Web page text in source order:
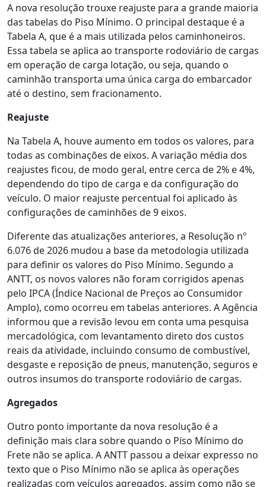
A nova resolução trouxe reajuste para a grande maioria
das tabelas do Piso Mínimo. O principal destaque é a
Tabela A, que é a mais utilizada pelos caminhoneiros.
Essa tabela se aplica ao transporte rodoviário de cargas
em operação de carga lotação, ou seja, quando o
caminhão transporta uma única carga do embarcador
até o destino, sem fracionamento.
Reajuste
Na Tabela A, houve aumento em todos os valores, para
todas as combinações de eixos. A variação média dos
reajustes ficou, de modo geral, entre cerca de 2% e 4%,
dependendo do tipo de carga e da configuração do
veículo. O maior reajuste percentual foi aplicado às
configurações de caminhões de 9 eixos.
Diferente das atualizações anteriores, a Resolução nº
6.076 de 2026 mudou a base da metodologia utilizada
para definir os valores do Piso Mínimo. Segundo a
ANTT, os novos valores não foram corrigidos apenas
pelo IPCA (Índice Nacional de Preços ao Consumidor
Amplo), como ocorreu em tabelas anteriores. A Agência
informou que a revisão levou em conta uma pesquisa
mercadológica, com levantamento direto dos custos
reais da atividade, incluindo consumo de combustível,
desgaste e reposição de pneus, manutenção, seguros e
outros insumos do transporte rodoviário de cargas.
Agregados
Outro ponto importante da nova resolução é a
definição mais clara sobre quando o Piso Mínimo do
Frete não se aplica. A ANTT passou a deixar expresso no
texto que o Piso Mínimo não se aplica às operações
realizadas com veículos agregados, assim como não se